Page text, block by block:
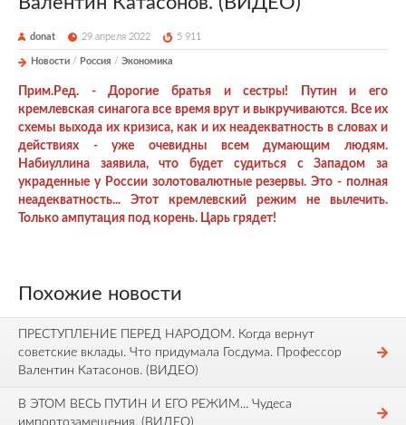
donat 29 апреля 2022 5 911
Новости / Россия / Экономика
Прим.Ред. - Дорогие братья и сестры! Путин и его
кремлевская синагога все время врут и выкручиваются. Все их
схемы выхода их кризиса, как и их неадекватность в словах и
действиях - уже очевидны всем думающим людям.
Набиуллина заявила, что будет судиться с Западом за
украденные у России золотовалютные резервы. Это - полная
неадекватность... Этот кремлевский режим не вылечить.
Только ампутация под корень. Царь грядет!
Похожие новости
ПРЕСТУПЛЕНИЕ ПЕРЕД НАРОДОМ. Когда вернут
советские вклады. Что придумала Госдума. Профессор
Валентин Катасонов. (ВИДЕО)
В ЭТОМ ВЕСЬ ПУТИН И ЕГО РЕЖИМ... Чудеса
импортозамещения. (ВИДЕО)